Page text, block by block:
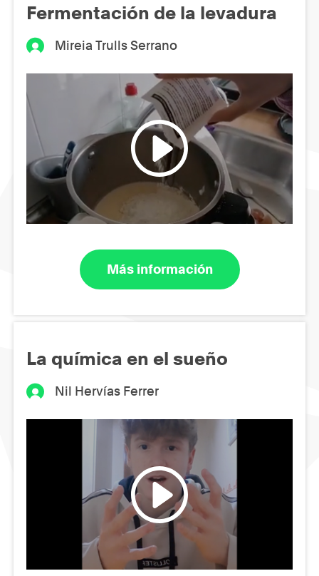
Fermentación de la levadura
Mireia Trulls Serrano
Más información
La química en el sueño
Nil Hervías Ferrer